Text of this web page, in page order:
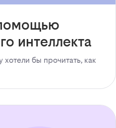
интеллекта
бы прочитать, как